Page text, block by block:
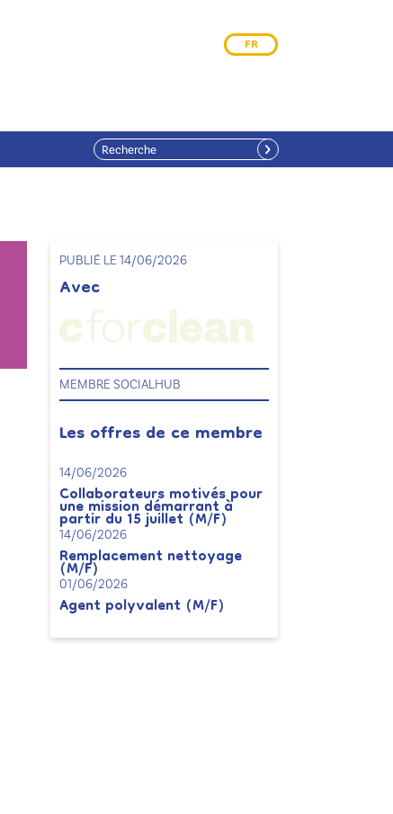
FR
PUBLIÉ LE 14/06/2026
Avec
MEMBRE SOCIALHUB
Les offres de ce membre
14/06/2026
Collaborateurs motivés pour
une mission démarrant à
partir du 15 juillet (M/F)
14/06/2026
Remplacement nettoyage
(M/F)
01/06/2026
Agent polyvalent (M/F)